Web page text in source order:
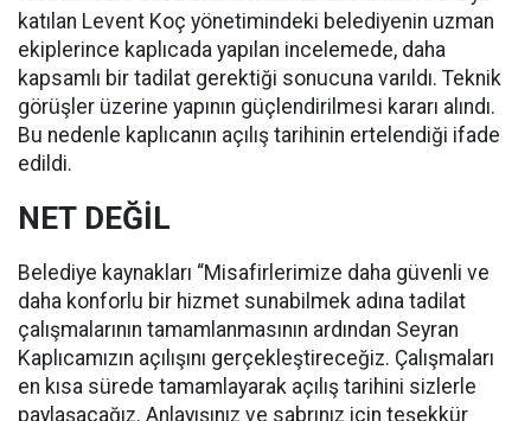
katılan Levent Koç yönetimindeki belediyenin uzman
ekiplerince kaplıcada yapılan incelemede, daha
kapsamlı bir tadilat gerektiği sonucuna varıldı. Teknik
görüşler üzerine yapının güçlendirilmesi kararı alındı.
Bu nedenle kaplıcanın açılış tarihinin ertelendiği ifade
edildi.
NET DEĞİL
Belediye kaynakları “Misafirlerimize daha güvenli ve
daha konforlu bir hizmet sunabilmek adına tadilat
çalışmalarının tamamlanmasının ardından Seyran
Kaplıcamızın açılışını gerçekleştireceğiz. Çalışmaları
en kısa sürede tamamlayarak açılış tarihini sizlerle
paylaşacağız. Anlayışınız ve sabrınız için teşekkür